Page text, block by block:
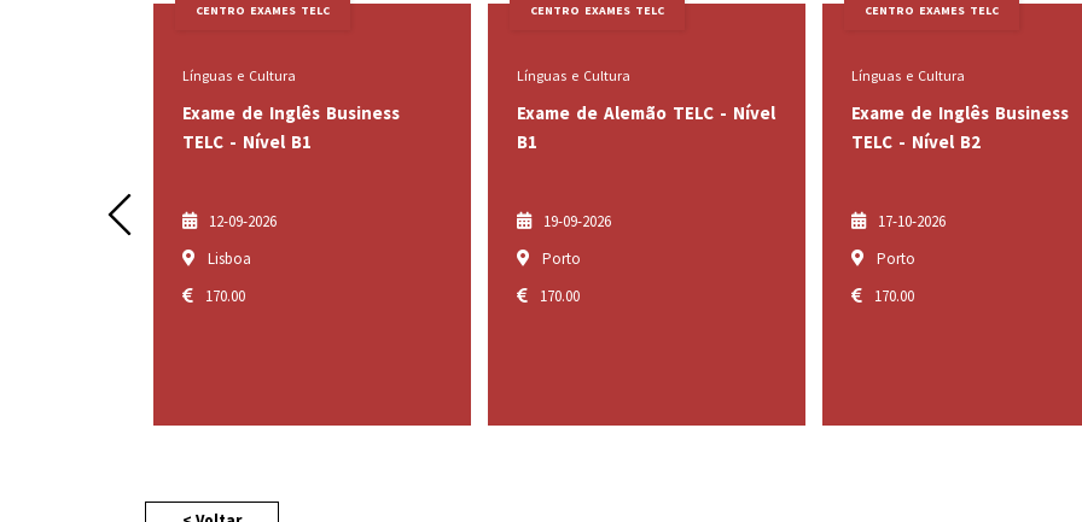
Prev
CENTRO EXAMES TELC
Línguas e Cultura
Exame de Alemão TELC - Nível
B1
19-09-2026
CENTRO EXAMES TELC
Línguas e Cultura
Exame de Inglês Business
17-10-2026
CENTRO EXAMES TELC
Línguas e Cultura
Exame de
B2
24-10-2026